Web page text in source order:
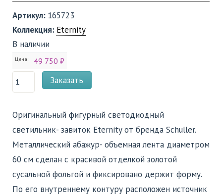
Артикул: 165723
Коллекция: Eternity
В наличии
Цена: 49 750 ₽
Заказать
Оригинальный фигурный светодиодный
светильник- завиток Eternity от бренда Schuller.
Металлический абажур- объемная лента диаметром
60 см сделан с красивой отделкой золотой
сусальной фольгой и фиксировано держит форму.
По его внутреннему контуру расположен источник